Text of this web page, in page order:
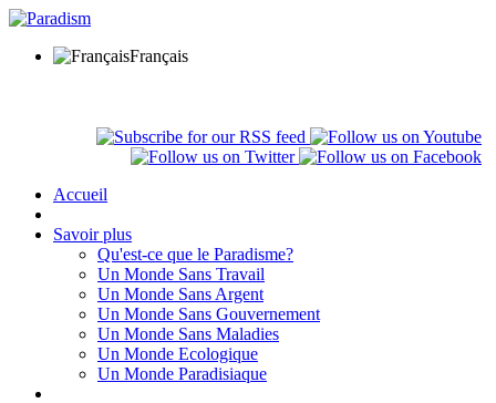
Français
Accueil
Savoir plus
Qu'est-ce que le Paradisme?
Un Monde Sans Travail
Un Monde Sans Argent
Un Monde Sans Gouvernement
Un Monde Sans Maladies
Un Monde Ecologique
Un Monde Paradisiaque